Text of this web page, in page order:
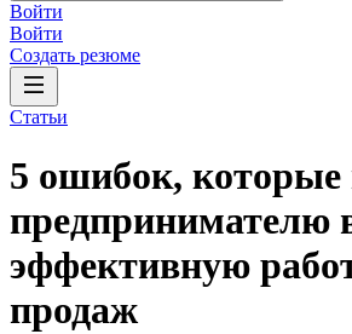
Войти
Войти
Создать резюме
Статьи
5 ошибок,
предпринимателю
эффективную
продаж